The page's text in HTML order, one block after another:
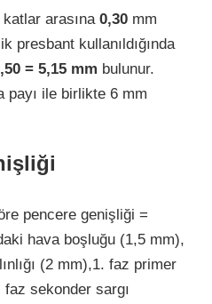
katlar arasına 0,30 mm
presbant kullanıldığında
= 5,15 mm bulunur.
payı ile birlikte 6 mm
pencere genişliği =
hava boşluğu (1,5 mm),
(2 mm),1. faz primer
faz sekonder sargı